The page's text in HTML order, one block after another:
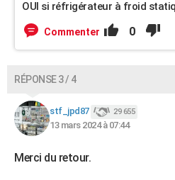
OUI si réfrigérateur à froid
Commenter 0
RÉPONSE 3 / 4
stf_jpd87 29 655
13 mars 2024 à 07:44
Merci du retour.